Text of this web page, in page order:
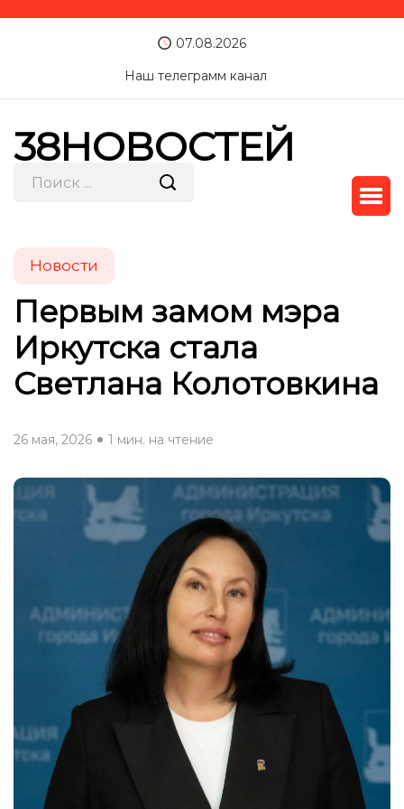
07.08.2026
Наш телеграмм канал
38НОВОСТЕЙ
Новости
Первым замом мэра
Иркутска стала
Светлана Колотовкина
26 мая, 2026 1 мин. на чтение